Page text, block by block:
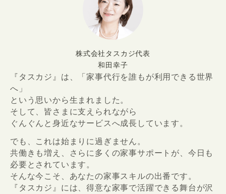
株式会社タスカジ代表
和田幸子
『タスカジ』は、「家事代行を誰もが利用できる世界
へ」
という思いから生まれました。
そして、皆さまに支えられながら
ぐんぐんと身近なサービスへ成長しています。
でも、これは始まりに過ぎません。
共働きも増え、さらに多くの家事サポートが、今日も
必要とされています。
そんな今こそ、あなたの家事スキルの出番です。
『タスカジ』には、得意な家事で活躍できる舞台が沢